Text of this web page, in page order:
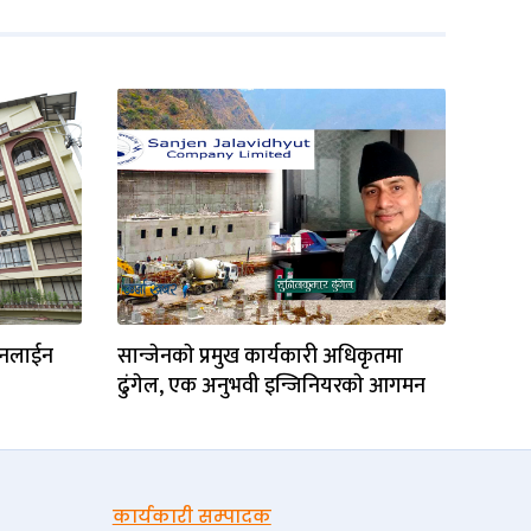
सान्जेनकाे प्रमुख कार्यकारी अधिकृतमा
ढुंगेल, एक अनुभवी इन्जिनियरकाे आगमन
कार्यकारी सम्पादक